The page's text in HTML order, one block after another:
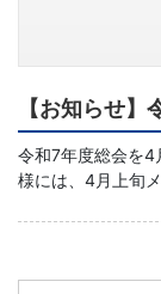
【お知らせ
令和7年度総会を4
様には、4月上旬